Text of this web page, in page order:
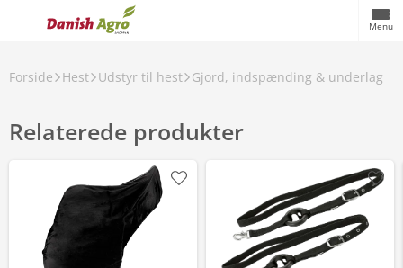
Menu
Forside Hest Udstyr til hest Gjord, indspænding & underlag
Relaterede produkter